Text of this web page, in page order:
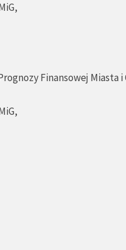
Finansowej Miasta i